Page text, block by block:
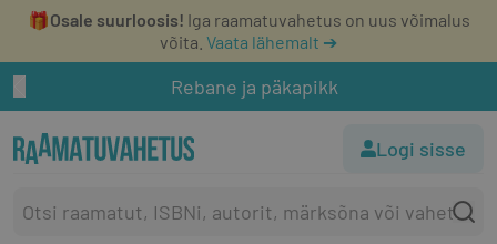
🎁Osale suurloosis! Iga raamatuvahetus on uus võimalus
võita. Vaata lähemalt ➔
Rebane ja päkapikk
Logi sisse